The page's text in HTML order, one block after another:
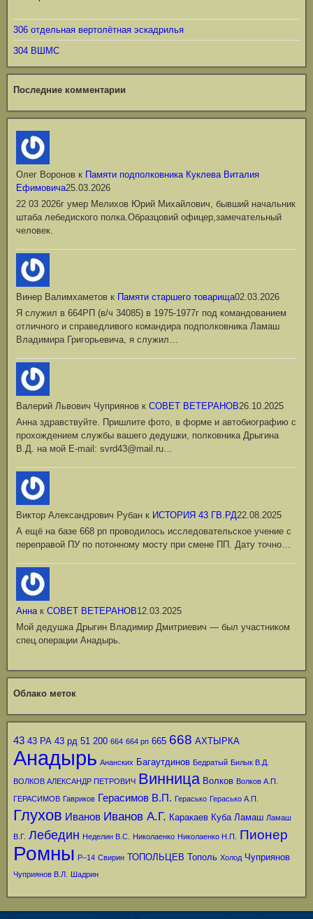
306 отдельная вертолётная эскадрилья
304 ВШМС
Последние комментарии
Олег Воронов к Памяти подполковника Куклева Виталия
Ефимовича25.03.2026
22 03 2026г умер Мелихов Юрий Михайлович, бывший начальник
штаба лебедиского полка.Образцовий офицер,замечательный
человек.
Винер Валимхаметов к Памяти старшего товарища02.03.2026
Я служил в 664РП (в/ч 34085) в 1975-1977г под командованием
отличного и справедливого командира подполковника Ламаш
Владимира Григорьевича, я служил…
Валерий Львович Чуприянов к СОВЕТ ВЕТЕРАНОВ26.10.2025
Анна здравствуйте. Пришлите фото, в форме и автобиографию с
прохождением службы вашего дедушки, полковника Дрыгина
В.Д. на мой Е-mail: svrd43@mail.ru…
Виктор Александрович Рубан к ИСТОРИЯ 43 ГВ.РД22.08.2025
А ещё на базе 668 рп проводилось исследовательское учение с
переправой ПУ по потонному мосту при смене ПП. Дату точно…
Аннак СОВЕТ ВЕТЕРАНОВ12.03.2025
Мой дедушка Дрыгин Владимир Дмитриевич — был участником
спец.операции Анадырь.
Облако меток
43 43 РА 43 рд 51 200 664 664 рп 665 668 АХТЫРКА
Анадырь Ананских Багаутдинов Бедратый Билык В.Д.
ВОЛКОВ АЛЕКСАНДР ПЕТРОВИЧ Винница Волков Волков А.П.
ГЕРАСИМОВ Гавриков Герасимов В.П. Герасько Герасько А.П.
Глухов Иванов Иванов А.Г. Каракаев Куба Ламаш Ламаш
В.Г. Лебедин Неделин В.С. Николаенко Николаенко Н.П. Пионер
Ромны Р–14 Свирин ТОПОЛЬЦЕВ Тополь Холод Чуприянов
Чуприянов В.Л. Шадрин